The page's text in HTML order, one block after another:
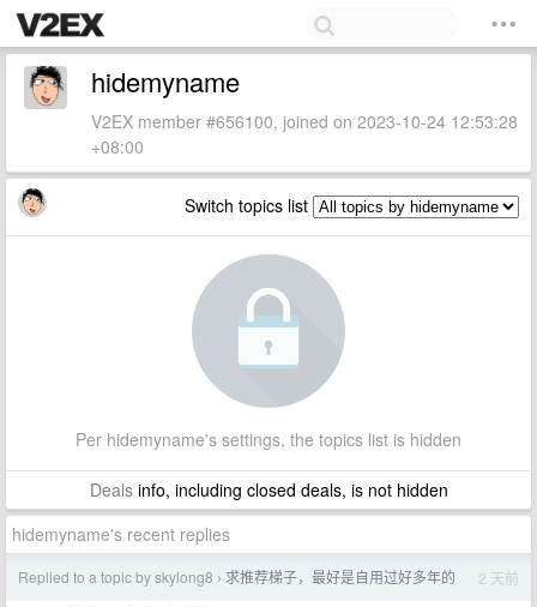
hidemyname
V2EX member #656100, joined on 2023-10-24 12:53:28
+08:00
Switch topics list
Per hidemyname's settings, the topics list is hidden
Dealsinfo, including closed deals, is not hidden
hidemyname's recent replies
Replied to a topic by skylong8 › 求推荐梯子，最好是自用过好多年的 2 天前